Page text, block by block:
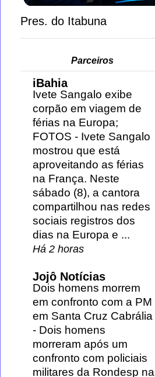
Pres. do Itabuna
Parceiros
iBahia
Ivete Sangalo exibe
corpão em viagem de
férias na Europa;
FOTOS - Ivete Sangalo
mostrou que está
aproveitando as férias
na França. Neste
sábado (8), a cantora
compartilhou nas redes
sociais registros dos
dias na Europa e ...
Há 2 horas
Jojô Notícias
Dois homens morrem
em confronto com a PM
em Santa Cruz Cabrália
- Dois homens
morreram após um
confronto com policiais
militares da Rondesp na